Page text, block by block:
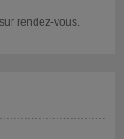
rendez-vous.